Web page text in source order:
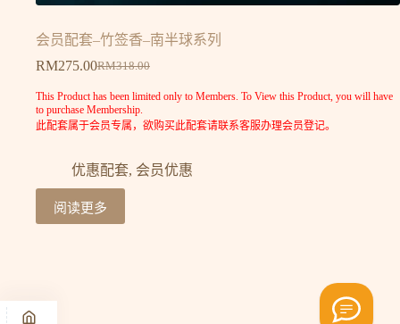
会员配套–竹签香–南半球系列
RM318.00
RM275.00
This Product has been limited only to Members. To View this Product, you will have
to purchase Membership.
此配套属于会员专属，欲购买此配套请联系客服办理会员登记。
优惠配套, 会员优惠
阅读更多